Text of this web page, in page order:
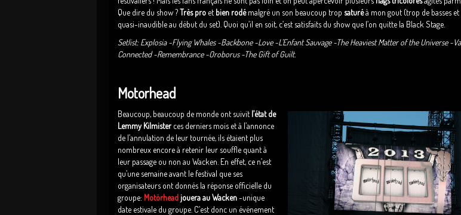
Que dire du show ?Très pro et bien rodémalgré un son beaucoup trop saturéà mon gout (trop de basses
quasi-inaudible au début du set). Quoi qu’il en soit, c’est satisfaits du show que l’on quitte la Black Stage.
Setlist: Explosia -Flying Whales -Backbone -Love -L’Enfant Sauvage -The Heaviest Matter of the Universe -
Connected -Remembrance -Oroborus -The Gift of Guilt.
Motorhead
Beaucoup, beaucoup de monde ont suivit l’état de
Lemmy Kilmister ces derniers mois et à l’annonce
de l’annulation de leur tournée, ils étaient plus
nombreux encore à retenir leur souffle quant à
leur passage ou non au Wacken. En effet, ce n’est
qu’une semaine avant le festival que ses
organisateurs ont donnés la réponse officielle du
groupe: Motörheadjouera au Wacken-unique
date estivale du groupe. C’est donc un événement